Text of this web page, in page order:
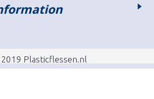
Plasticflessen.nl